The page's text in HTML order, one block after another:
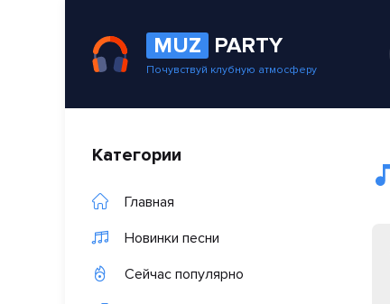
MUZ PARTY
Почувствуй клубную атмосферу
Категории
Главная
Новинки песни
Сейчас популярно